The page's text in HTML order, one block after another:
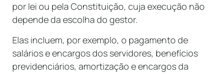
por lei ou pela Constituição, cuja execução não
depende da escolha do gestor.
Elas incluem, por exemplo, o pagamento de
salários e encargos dos servidores, benefícios
previdenciários, amortização e encargos da